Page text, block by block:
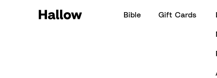
Bible Gift Cards